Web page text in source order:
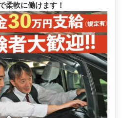
柔軟に働けます！